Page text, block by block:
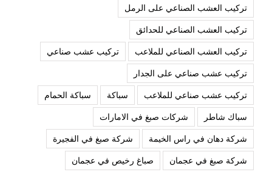
تركيب العشب الصناعي على الرمل
تركيب العشب الصناعي للحدائق
تركيب العشب الصناعي للملاعب
تركيب عشب صناعي
تركيب عشب صناعي على الجدار
تركيب عشب صناعي للملاعب
سباكة
سباكة الحمام
سباك شاطر
شركات صبغ في الامارات
شركة دهان في راس الخيمة
شركة صبغ في الفجيرة
شركة صبغ في عجمان
صباغ رخيص في عجمان